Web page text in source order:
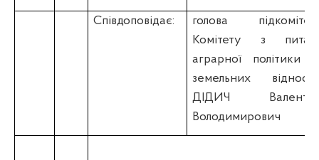
Співдоповідає:
голова
Комітету з
аграрної політики
земельних
ДІДИЧ
Володимирович